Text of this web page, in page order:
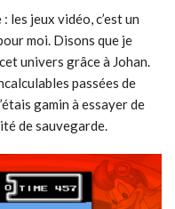
jeux vidéo, c’est un
moi. Disons que je
univers grâce à Johan.
passées de
gamin à essayer de
de sauvegarde.